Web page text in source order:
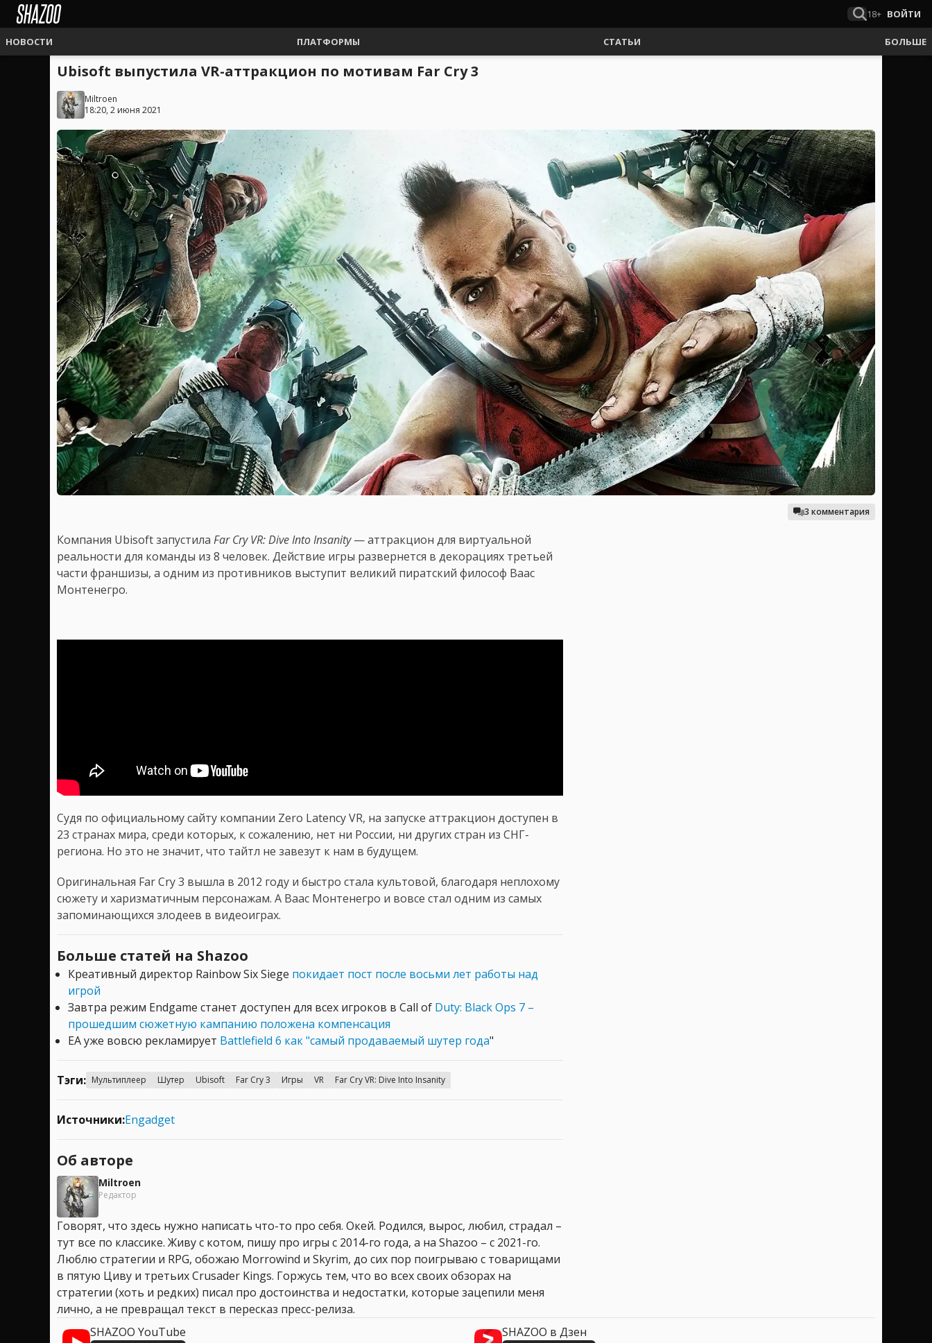
18+ ВОЙТИ
НОВОСТИ ПЛАТФОРМЫ СТАТЬИ БОЛЬШЕ
Ubisoft выпустила VR-аттракцион по мотивам Far Cry 3
Miltroen
18:20, 2 июня 2021
3 комментария
Компания Ubisoft запустила Far Cry VR: Dive Into Insanity— аттракцион для виртуальной
реальности для команды из 8 человек. Действие игры развернется в декорациях третьей
части франшизы, а одним из противников выступит великий пиратский философ Ваас
Монтенегро.
Судя по официальному сайту компании Zero Latency VR, на запуске аттракцион доступен в
23 странах мира, среди которых, к сожалению, нет ни России, ни других стран из СНГ-
региона. Но это не значит, что тайтл не завезут к нам в будущем.
Оригинальная Far Cry 3 вышла в 2012 году и быстро стала культовой, благодаря неплохому
сюжету и харизматичным персонажам. А Ваас Монтенегро и вовсе стал одним из самых
запоминающихся злодеев в видеоиграх.
Больше статей на Shazoo
Креативный директор Rainbow Six Siege покидает пост после восьми лет работы над
игрой
Завтра режим Endgame станет доступен для всех игроков в Call of Duty: Black Ops 7 –
прошедшим сюжетную кампанию положена компенсация
EA уже вовсю рекламирует Battlefield 6 как "самый продаваемый шутер года"
Тэги: Мультиплеер Шутер Ubisoft Far Cry 3 Игры VR Far Cry VR: Dive Into Insanity
Источники:Engadget
Об авторе
Miltroen
Редактор
Говорят, что здесь нужно написать что-то про себя. Окей. Родился, вырос, любил, страдал –
тут все по классике. Живу с котом, пишу про игры с 2014-го года, а на Shazoo – с 2021-го.
Люблю стратегии и RPG, обожаю Morrowind и Skyrim, до сих пор поигрываю с товарищами
в пятую Циву и третьих Crusader Kings. Горжусь тем, что во всех своих обзорах на
стратегии (хоть и редких) писал про достоинства и недостатки, которые зацепили меня
лично, а не превращал текст в пересказ пресс-релиза.
SHAZOO YouTube
SHAZOO в Дзен